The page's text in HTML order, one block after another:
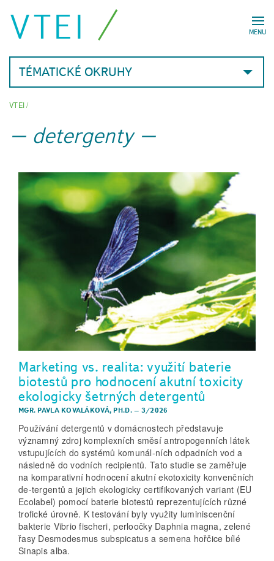
MENU
VTEI
TÉMATICKÉ OKRUHY
VTEI/
detergenty
Marketing vs. realita: využití baterie
biotestů pro hodnocení akutní toxicity
ekologicky šetrných detergentů
MGR. PAVLA KOVALÁKOVÁ, PH.D.– 3/2026
Používání detergentů v domácnostech představuje
významný zdroj komplexních směsí antropogenních látek
vstupujících do systémů komunál-ních odpadních vod a
následně do vodních recipientů. Tato studie se zaměřuje
na komparativní hodnocení akutní ekotoxicity konvenčních
de-tergentů a jejich ekologicky certifikovaných variant (EU
Ecolabel) pomocí baterie biotestů reprezentujících různé
trofické úrovně. K testování byly využity luminiscenční
bakterie Vibrio fischeri, perloočky Daphnia magna, zelené
řasy Desmodesmus subspicatus a semena hořčice bílé
Sinapis alba.